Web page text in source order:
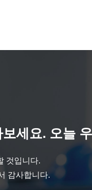
세요. 오늘
것입니다.
감사합니다.